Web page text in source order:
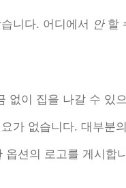
니다. 어디에서 안 할
없이 집을 나갈 수 있
가 없습니다. 대부분
션의 로고를 게시합